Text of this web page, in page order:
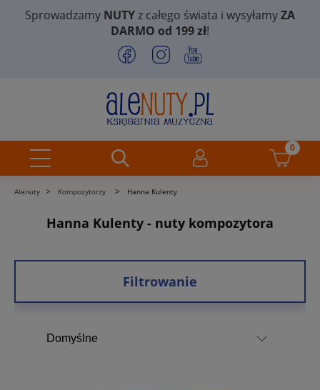
Sprowadzamy NUTYz całego świata i wysyłamyZA
DARMO od 199 zł!
Alenuty > Kompozytorzy > Hanna Kulenty
Hanna Kulenty - nuty kompozytora
Filtrowanie